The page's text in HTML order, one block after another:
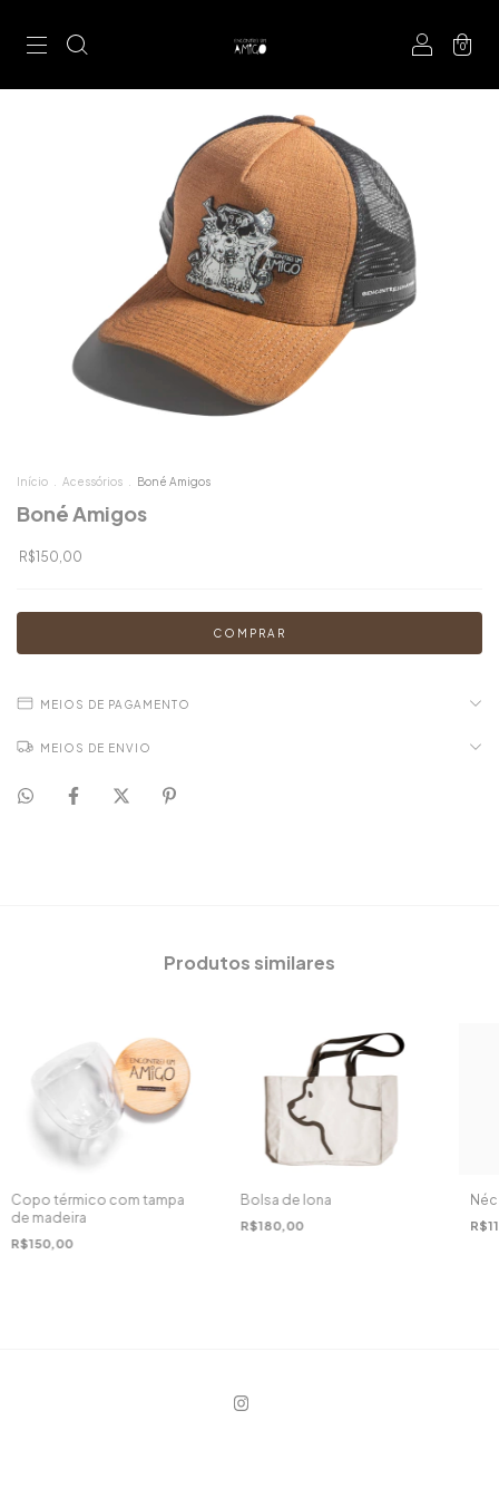
0
Início Acessórios Boné Amigos
Boné Amigos
R$150,00
MEIOS DE PAGAMENTO
MEIOS DE ENVIO
Produtos similares
Copo térmico com tampa
de madeira
R$150,00
Bolsa de lona
R$180,00